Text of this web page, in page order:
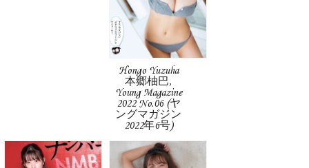
Hongo Yuzuha
本郷柚巴,
Young Magazine
2022 No.06 (ヤ
ングマガジン
2022年6号)